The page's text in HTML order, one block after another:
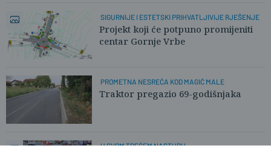
SIGURNIJE I ESTETSKI PRIHVATLJIVIJE RJEŠENJE
Projekt koji će potpuno promijeniti
centar Gornje Vrbe
PROMETNA NESREĆA KOD MAGIĆ MALE
Traktor pregazio 69-godišnjaka
U SVOM TREĆEM NASTUPU